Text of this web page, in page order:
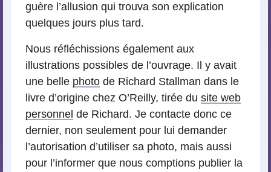
guère l’allusion qui trouva son explication
quelques jours plus tard.
Nous réfléchissions également aux
illustrations possibles de l’ouvrage. Il y avait
une belle photo de Richard Stallman dans le
livre d’origine chez O’Reilly, tirée du site web
personnel de Richard. Je contacte donc ce
dernier, non seulement pour lui demander
l’autorisation d’utiliser sa photo, mais aussi
pour l’informer que nous comptions publier la